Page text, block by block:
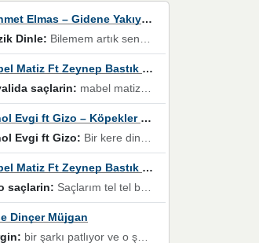
Mehmet Elmas – Gidene Yakıyorum
Dinle: Bilemem artık senden bir şans daha / Düştüğün zaman ben olmayacağım yanında” dizeleri, artık geçmişin tekrarına izin verilmeyeceğini, kişisel sınırların çizildiğini gösteriyor.
Mabel Matiz Ft Zeynep Bastık – Saçların
saçlarin: mabel matiz'in maya albümünde yer alan güzellerden. parça da şarkı hani! müzikal altyapısına vurulduğum, sözlerinde kaybolduğum bir parça olmuş.
Şenol Evgi ft Gizo – Köpekler Tanımadıklarına havlar
Evgi ft Gizo: Bir kere dinlememe rağmen kulaklardan gitmiyor sen sen sen sen kurban ol sen sen sen sen hayran ol yükses ses müzik dinleme sebebisiniz canlar bomba gibi patladınız maşallah
Mabel Matiz Ft Zeynep Bastık – Saçların
saçlarin: Saçlarım tel tel beyazlıyor beyazlagına degil yanımda sen yoksun ona üzülüyorum günler bir bir geçiyor geçen günlere değil sensiz geçen günlere darılıyorum,Dinledikce asla kavusamayacagim ama asla unutamicagim sevdiğim adam için yanar içim
Dinçer Müjgan
bir şarkı patlıyor ve o şarkıyı millet her paylaşımın altına koyuyor ve öyle bir durum hal alıyor ki şarkıyı dinlemeden şarkıdan bikıyorsun Ama bu enteresan bir şekilde dillere dolanıyor millet olarak seviyoruz dertlerle boğuşurken bir yandan da göbek atmayi))) diyeceklerim bu kadar güzel hoş bir sayfa emeğinize sağlık arkadaşlar kolay gelsin